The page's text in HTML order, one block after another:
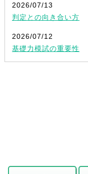
2026/07/13
判定との向き合い方
2026/07/12
基礎力模試の重要性